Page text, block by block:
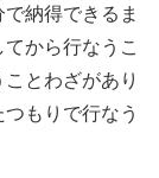
納得できるま
から行なうこ
とわざがあり
もりで行なう